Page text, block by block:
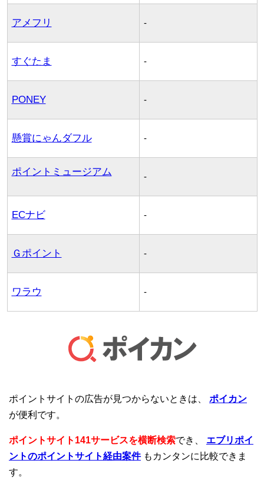
アメフリ -
すぐたま -
PONEY -
懸賞にゃんダフル -
ポイントミュージアム -
ECナビ -
Ｇポイント -
ワラウ -
ポイントサイトの広告が見つからないときは、 ポイカン
が便利です。
ポイントサイト141サービスを横断検索でき、 エブリポイ
ントのポイントサイト経由案件もカンタンに比較できま
す。